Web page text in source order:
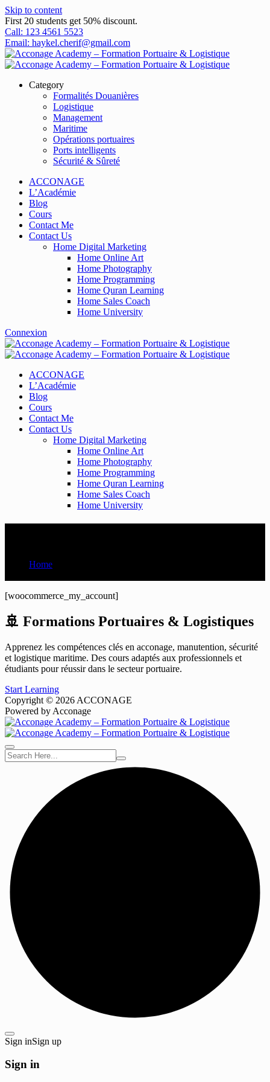
Skip to content
First 20 students get 50% discount.
Call: 123 4561 5523
Email: haykel.cherif@gmail.com
Category
Formalités Douanières
Logistique
Management
Maritime
Opérations portuaires
Ports intelligents
Sécurité & Sûreté
ACCONAGE
L’Académie
Blog
Cours
Contact Me
Contact Us
Home Digital Marketing
Home Online Art
Home Photography
Home Programming
Home Quran Learning
Home Sales Coach
Home University
Connexion
ACCONAGE
L’Académie
Blog
Cours
Contact Me
Contact Us
Home Digital Marketing
Home Online Art
Home Photography
Home Programming
Home Quran Learning
Home Sales Coach
Home University
Home
[woocommerce_my_account]
🚢 Formations Portuaires & Logistiques
Apprenez les compétences clés en acconage, manutention, sécurité
et logistique maritime. Des cours adaptés aux professionnels et
étudiants pour réussir dans le secteur portuaire.
Start Learning
Copyright © 2026 ACCONAGE
Powered by Acconage
Sign inSign up
Sign in